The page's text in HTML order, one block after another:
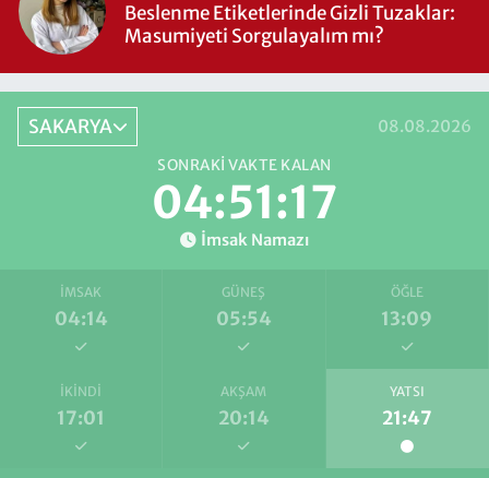
Beslenme Etiketlerinde Gizli Tuzaklar:
Masumiyeti Sorgulayalım mı?
SAKARYA 08.08.2026
SONRAKI VAKTE KALAN
04:51:16
İmsak Namazı
İMSAK
04:14
GÜNEŞ
05:54
ÖĞLE
13:09
İKINDI
17:01
AKŞAM
20:14
YATSI
21:47